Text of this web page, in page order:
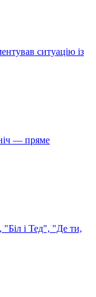
ситуацію із
— пряме
"Біл і Тед", "Де ти,